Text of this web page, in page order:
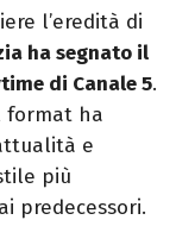
l’eredità di
ha segnato il
di Canale 5.
format ha
e
più
predecessori.